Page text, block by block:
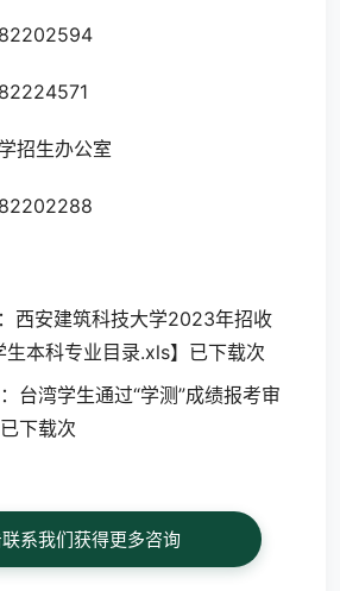
招生办公室
西安建筑科技大学2023年招收
生本科专业目录.xls】已下载次
台湾学生通过“学测”成绩报考审
下载次
系我们获得更多咨询